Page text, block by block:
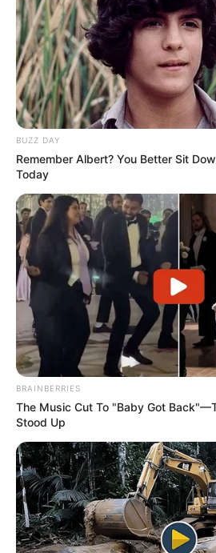
Why Did He Leave At The Peak
BRAINBERRIES
Think You Know FIFA 2026?
Surprise You
BRAINBERRIES
BUZZ DAY
Remember Albert? You Better Sit
Today
BRAINBERRIES
The Music Cut To "Baby Got
Stood Up